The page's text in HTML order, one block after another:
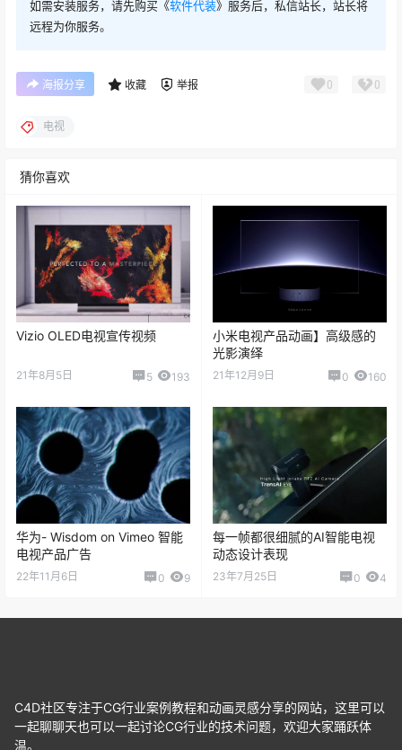
如需安装服务，请先购买《软件代装》服务后，私信站长，站长将
远程为你服务。
海报分享 收藏 举报 0 0
电视
猜你喜欢
Vizio OLED电视宣传视频
21年8月5日 5 193
小米电视产品动画】高级感的
光影演绎
21年12月9日 0 160
华为- Wisdom on Vimeo 智能
电视产品广告
22年11月6日 0 9
每一帧都很细腻的AI智能电视
动态设计表现
23年7月25日 0 4
C4D社区专注于CG行业案例教程和动画灵感分享的网站，这里可以
一起聊聊天也可以一起讨论CG行业的技术问题，欢迎大家踊跃体
温。